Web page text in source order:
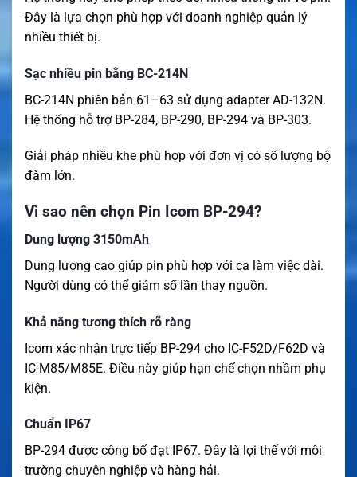
Đây là lựa chọn phù hợp với doanh nghiệp quản lý
nhiều thiết bị.
Sạc nhiều pin bằng BC-214N
BC-214N phiên bản 61–63 sử dụng adapter AD-132N.
Hệ thống hỗ trợ BP-284, BP-290, BP-294 và BP-303.
Giải pháp nhiều khe phù hợp với đơn vị có số lượng bộ
đàm lớn.
Vì sao nên chọn Pin Icom BP-294?
Dung lượng 3150mAh
Dung lượng cao giúp pin phù hợp với ca làm việc dài.
Người dùng có thể giảm số lần thay nguồn.
Khả năng tương thích rõ ràng
Icom xác nhận trực tiếp BP-294 cho IC-F52D/F62D và
IC-M85/M85E. Điều này giúp hạn chế chọn nhầm phụ
kiện.
Chuẩn IP67
BP-294 được công bố đạt IP67. Đây là lợi thế với môi
trường chuyên nghiệp và hàng hải.